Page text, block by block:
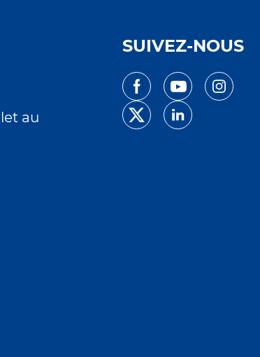
au
SUIVEZ-NOUS